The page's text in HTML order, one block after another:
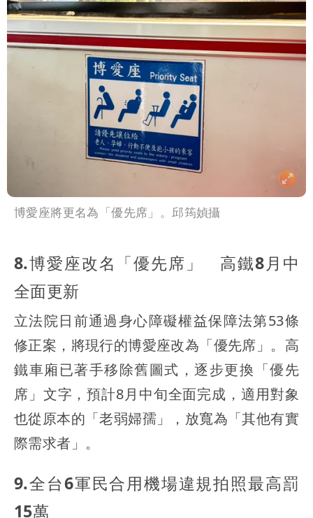
博愛座將更名為「優先席」。邱筠媜攝
8.博愛座改名「優先席」 高鐵8月中
全面更新
立法院日前通過身心障礙權益保障法第53條
修正案，將現行的博愛座改為「優先席」。高
鐵車廂已著手移除舊圖式，逐步更換「優先
席」文字，預計8月中旬全面完成，適用對象
也從原本的「老弱婦孺」，放寬為「其他有實
際需求者」。
9.全台6軍民合用機場違規拍照最高罰
15萬